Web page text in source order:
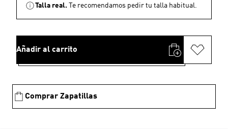
Talla real. Te recomendamos pedir tu talla habitual.
Añadir al carrito
Comprar Zapatillas